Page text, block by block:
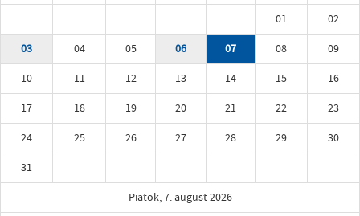
01
02
03
04 05 06 07 08
09
10
11 12 13 14 15
16
17
18 19 20 21 22
23
24
25 26 27 28 29
30
31
Piatok, 7. august 2026